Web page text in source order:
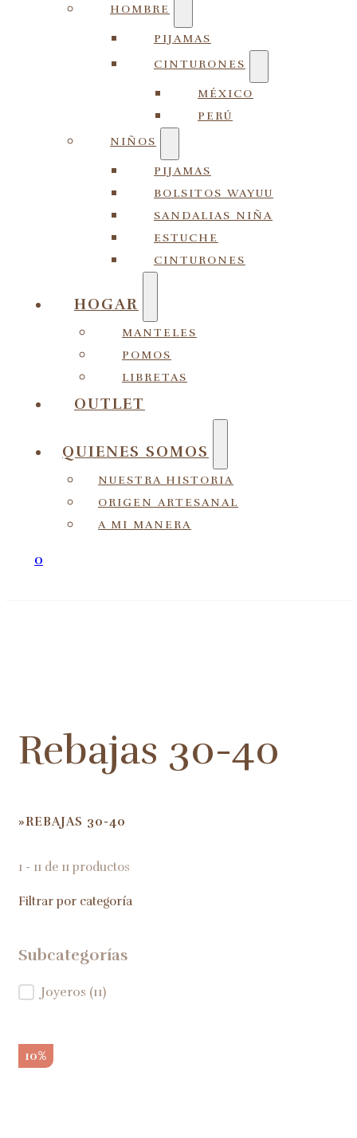
HOMBRE
PIJAMAS
CINTURONES
MÉXICO
PERÚ
NIÑOS
PIJAMAS
BOLSITOS WAYUU
SANDALIAS NIÑA
ESTUCHE
CINTURONES
HOGAR
MANTELES
POMOS
LIBRETAS
OUTLET
QUIENES SOMOS
NUESTRA HISTORIA
ORIGEN ARTESANAL
A MI MANERA
0
Rebajas 30-40
HOME
REBAJAS 30-40
1 - 11 de 11 productos
Filtrar por categoría
Subcategorías
Subcategorías
Joyeros (11)
10%